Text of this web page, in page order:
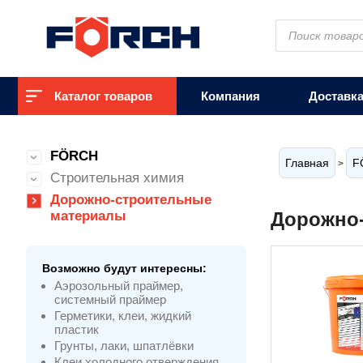
Поиск
товаров
Каталог товаров Компания Доставка
Главная >
FÖRCH
Строительная химия
Дорожно-строительные
материалы
Возможно будут интересны:
Аэрозольный праймер,
системный праймер
Герметики, клеи, жидкий
пластик
Грунты, лаки, шпатлёвки